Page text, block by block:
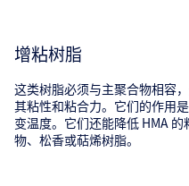
增粘树脂
这类树脂必须与主聚合物相容
其粘性和粘合力。它们的作用
变温度。它们还能降低 HMA
物、松香或萜烯树脂。